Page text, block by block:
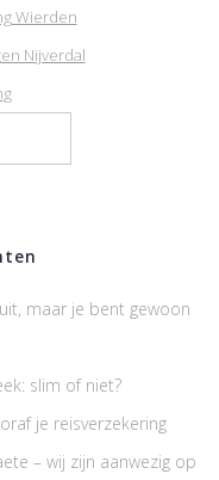
Wierden
Nijverdal
maar je bent gewoon
slim of niet?
je reisverzekering
– wij zijn aanwezig op